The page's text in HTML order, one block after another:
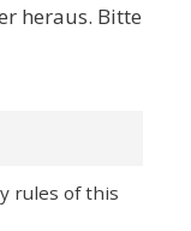
heraus. Bitte
rules of this